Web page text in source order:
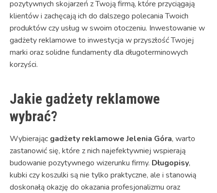
pozytywnych skojarzeń z Twoją firmą, które przyciągają
klientów i zachęcają ich do dalszego polecania Twoich
produktów czy usług w swoim otoczeniu. Inwestowanie w
gadżety reklamowe to inwestycja w przyszłość Twojej
marki oraz solidne fundamenty dla długoterminowych
korzyści.
Jakie gadżety reklamowe
wybrać?
Wybierając gadżety reklamowe Jelenia Góra, warto
zastanowić się, które z nich najefektywniej wspierają
budowanie pozytywnego wizerunku firmy. Długopisy,
kubki czy koszulki są nie tylko praktyczne, ale i stanowią
doskonałą okazję do okazania profesjonalizmu oraz